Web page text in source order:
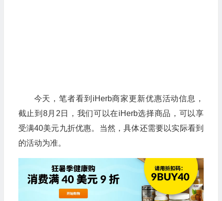
今天，笔者看到iHerb商家更新优惠活动信息，
截止到8月2日，我们可以在iHerb选择商品，可以享
受满40美元九折优惠。当然，具体还需要以实际看到
的活动为准。